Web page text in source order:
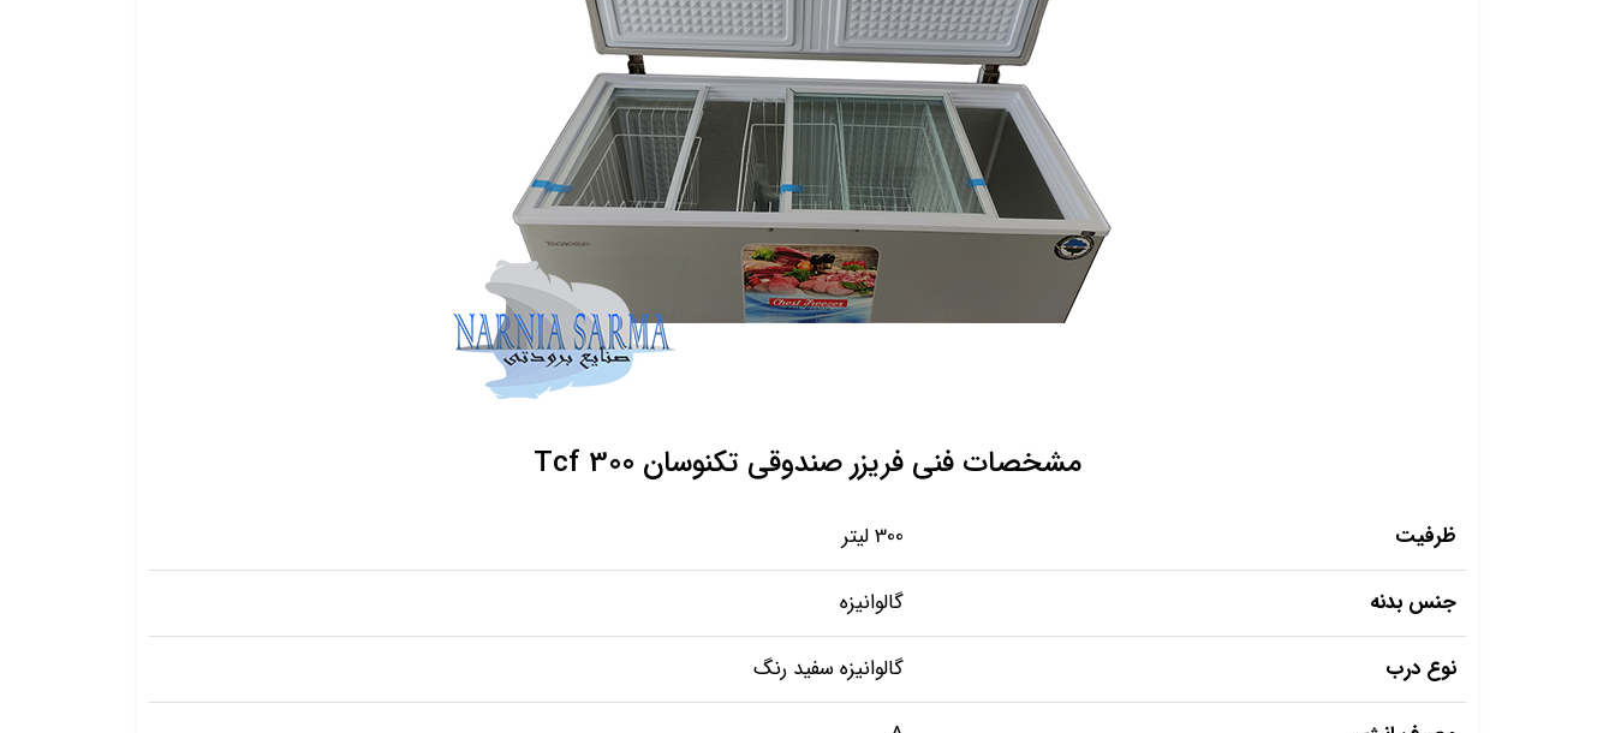
مشخصات فنی فریزر صندوقی تکنوسان Tcf 300
ظرفیت 300 لیتر
جنس بدنه گالوانیزه
نوع درب گالوانیزه سفید رنگ